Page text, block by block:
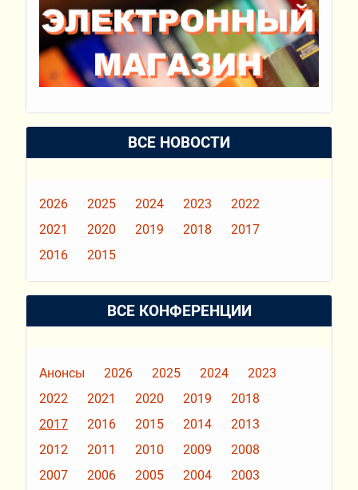
ВСЕ НОВОСТИ
2026 2025 2024 2023
2022
2021
2020 2019 2018
2017
2016
2015
ВСЕ КОНФЕРЕНЦИИ
Анонсы 2026 2025 2024
2023
2022
2021 2020 2019
2018
2017
2016 2015 2014
2013
2012
2011 2010 2009
2008
2007
2006 2005 2004
2003